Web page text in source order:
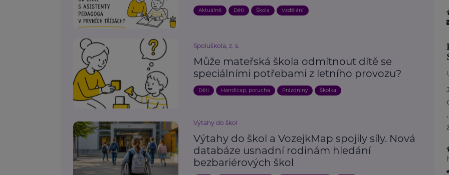
Aktuálně Děti Škola Vzdělání
Spoluškola, z. s.
Může mateřská škola odmítnout dítě se
speciálními potřebami z letního provozu?
Děti Handicap, porucha Prázdniny Školka
Výtahy do škol
Výtahy do škol a VozejkMap spojily síly. Nová
databáze usnadní rodinám hledání
bezbariérových škol